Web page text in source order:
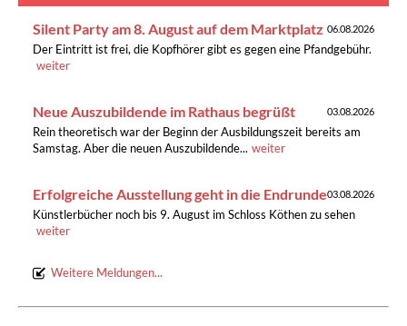
06.08.2026
Silent Party am 8. August auf dem Marktplatz
Der Eintritt ist frei, die Kopfhörer gibt es gegen eine Pfandgebühr.
weiter
03.08.2026
Neue Auszubildende im Rathaus begrüßt
Rein theoretisch war der Beginn der Ausbildungszeit bereits am
Samstag. Aber die neuen Auszubildende... weiter
03.08.2026
Erfolgreiche Ausstellung geht in die Endrunde
Künstlerbücher noch bis 9. August im Schloss Köthen zu sehen
weiter
Weitere Meldungen...